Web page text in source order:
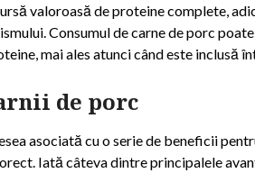
valoroasă de proteine complete,
Consumul de carne de porc
mai ales atunci când este inclusă
de porc
asociată cu o serie de beneficii
Iată câteva dintre principalele